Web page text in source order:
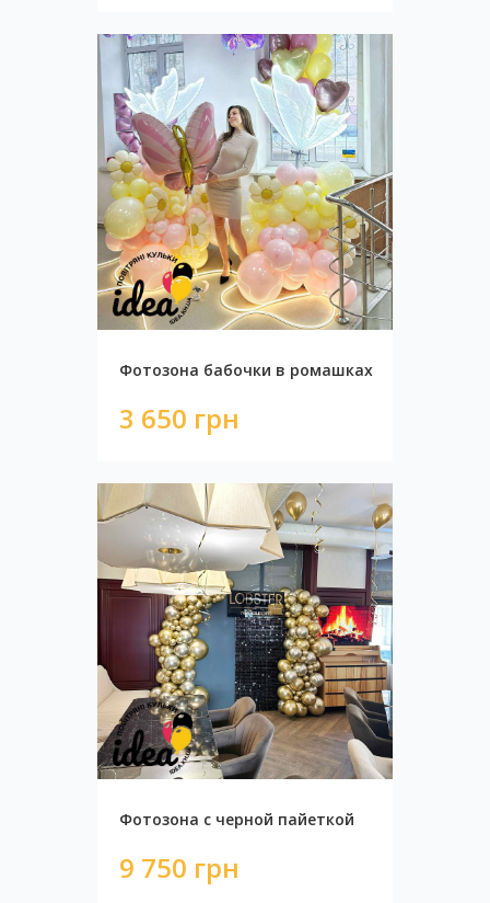
Сброс шаров на 2000 шт
19 000 грн
Фотозона бабочки в ромашках
3 650 грн
Фотозона с черной пайеткой
9 750 грн